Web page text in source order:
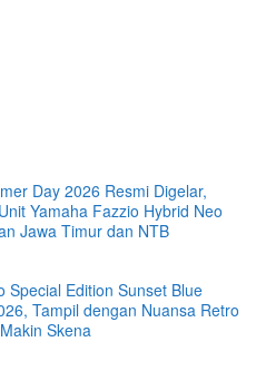
Day 2026 Resmi Digelar,
Yamaha Fazzio Hybrid Neo
Jawa Timur dan NTB
Special Edition Sunset Blue
Tampil dengan Nuansa Retro
Skena